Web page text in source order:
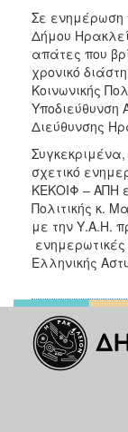
2013
2012
2011
2010
2006
ΔΗΜΟΤΗΣ
ΕΠΙΣΚΕΠΤΗΣ
ΓΙΑ...
Σε ενημέρωση
Δήμου
απάτες που
χρονικό
Κοινωνικής
Υποδιεύθυνση
Διεύθυνσης
σχετικό
ΚΕΚΟΙΦ – ΑΠΗ
Πολιτικής κ.
με την Υ.Α.Η.
Ελληνικής